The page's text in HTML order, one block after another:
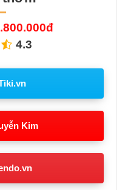
4.3
Kim